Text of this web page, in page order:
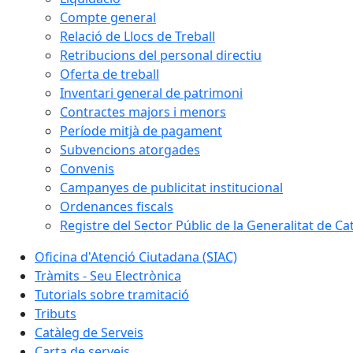
Compte general
Relació de Llocs de Treball
Retribucions del personal directiu
Oferta de treball
Inventari general de patrimoni
Contractes majors i menors
Període mitjà de pagament
Subvencions atorgades
Convenis
Campanyes de publicitat institucional
Ordenances fiscals
Registre del Sector Públic de la Generalitat de
Oficina d'Atenció Ciutadana (SIAC)
Tràmits - Seu Electrònica
Tutorials sobre tramitació
Tributs
Catàleg de Serveis